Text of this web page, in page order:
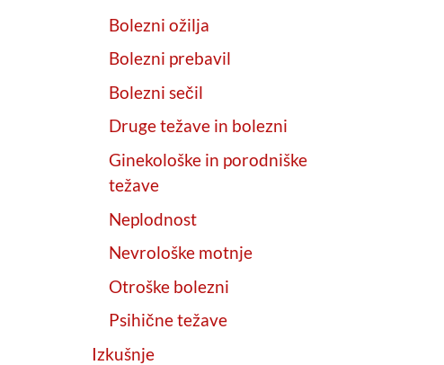
Bolezni ožilja
Bolezni prebavil
Bolezni sečil
Druge težave in bolezni
Ginekološke in porodniške
težave
Neplodnost
Nevrološke motnje
Otroške bolezni
Psihične težave
Izkušnje